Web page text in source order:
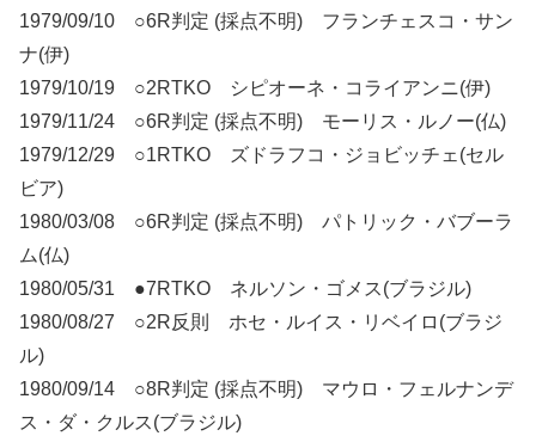
1979/09/10 ○6R判定 (採点不明) フランチェスコ・サン
ナ(伊)
1979/10/19 ○2RTKO シピオーネ・コライアンニ(伊)
1979/11/24 ○6R判定 (採点不明) モーリス・ルノー(仏)
1979/12/29 ○1RTKO ズドラフコ・ジョビッチェ(セル
ビア)
1980/03/08 ○6R判定 (採点不明) パトリック・バブーラ
ム(仏)
1980/05/31 ●7RTKO ネルソン・ゴメス(ブラジル)
1980/08/27 ○2R反則 ホセ・ルイス・リベイロ(ブラジ
ル)
1980/09/14 ○8R判定 (採点不明) マウロ・フェルナンデ
ス・ダ・クルス(ブラジル)